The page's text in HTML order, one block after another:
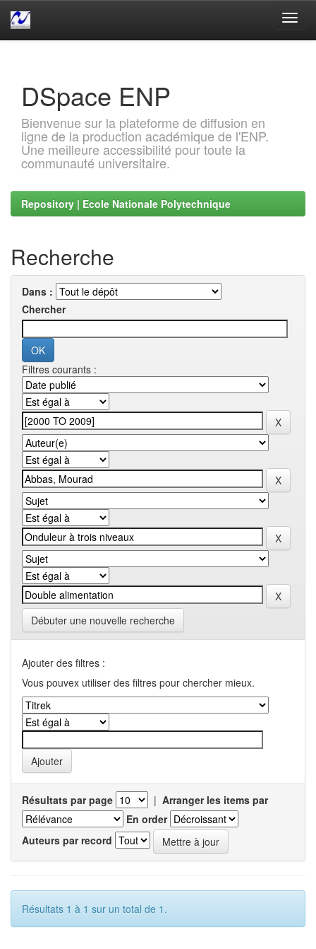
DSpace ENP
Bienvenue sur la plateforme de diffusion en
ligne de la production académique de l'ENP.
Une meilleure accessibilité pour toute la
communauté universitaire.
Repository | Ecole Nationale Polytechnique
Recherche
Dans :
Chercher
Filtres courants :
Débuter une nouvelle recherche
Ajouter des filtres :
Vous pouvex utiliser des filtres pour chercher mieux.
Résultats par page | Arranger les items par
En order
Auteurs par record
Résultats 1 à 1 sur un total de 1.